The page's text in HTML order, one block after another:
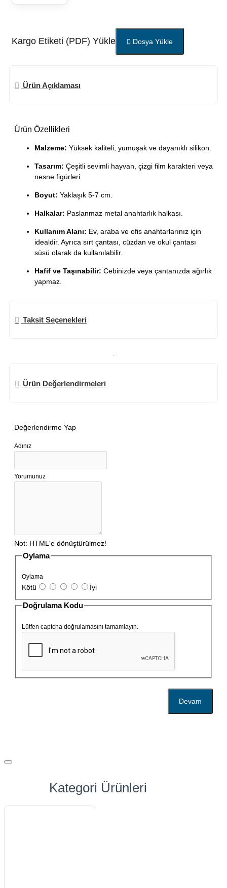
Kargo Etiketi (PDF) Yükle Dosya Yükle
Ürün Açıklaması
Ürün Özellikleri
Malzeme: Yüksek kaliteli, yumuşak ve dayanıklı silikon.
Tasarım: Çeşitli sevimli hayvan, çizgi film karakteri veya
nesne figürleri
Boyut: Yaklaşık 5-7 cm.
Halkalar: Paslanmaz metal anahtarlık halkası.
Kullanım Alanı: Ev, araba ve ofis anahtarlarınız için
idealdir. Ayrıca sırt çantası, cüzdan ve okul çantası
süsü olarak da kullanılabilir.
Hafif ve Taşınabilir: Cebinizde veya çantanızda ağırlık
yapmaz.
Taksit Seçenekleri
.
Ürün Değerlendirmeleri
Değerlendirme Yap
Adınız
Yorumunuz
Not: HTML'e dönüştürülmez!
Oylama
Oylama
Kötü İyi
Doğrulama Kodu
Lütfen captcha doğrulamasını tamamlayın.
Devam
Kategori Ürünleri